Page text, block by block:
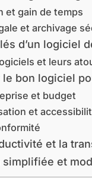
et gain de temps
et archivage
d’un logiciel
et leurs
bon logiciel
et budget
et
et la
et